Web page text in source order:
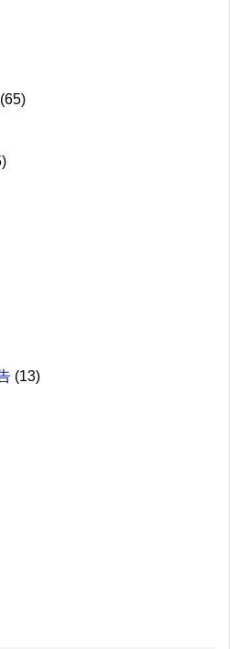
(65)
(13)